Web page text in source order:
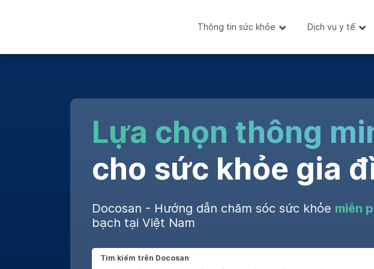
Thông tin sức khỏe Dịch vụ y tế
Lựa chọn thông
cho sức khỏe gia
Docosan - Hướng dẫn chăm sóc sức khỏe miễn
bạch tại Việt Nam
Tìm kiếm trên Docosan